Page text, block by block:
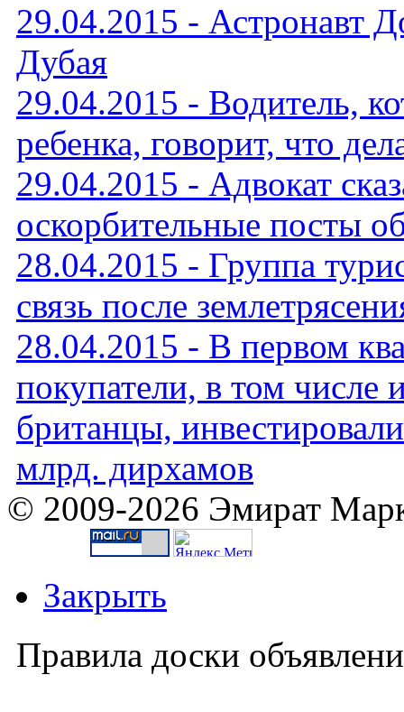
29.04.2015 - Астронавт
Дубая
29.04.2015 - Водитель,
ребенка, говорит, что
29.04.2015 - Адвокат
оскорбительные посты
28.04.2015 - Группа
связь после
28.04.2015 - В первом
покупатели, в том
британцы,
млрд. дирхамов
© 2009-2026 Эмират
Закрыть
Правила доски